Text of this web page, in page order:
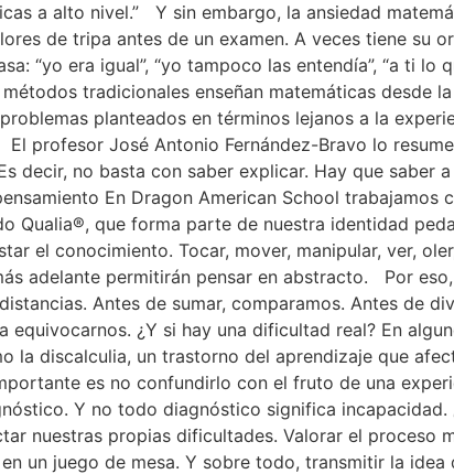
a alto nivel.” Y sin embargo, la ansiedad
de tripa antes de un examen. A veces tiene su
“yo era igual”, “yo tampoco las entendía”, “a ti lo
tradicionales enseñan matemáticas desde
planteados en términos lejanos a la
profesor José Antonio Fernández-Bravo lo
decir, no basta con saber explicar. Hay que saber
En Dragon American School trabajamos
Qualia®️, que forma parte de nuestra identidad
el conocimiento. Tocar, mover, manipular, ver,
adelante permitirán pensar en abstracto. Por
Antes de sumar, comparamos. Antes de
equivocarnos. ¿Y si hay una dificultad real? En
la discalculia, un trastorno del aprendizaje que
es no confundirlo con el fruto de una
Y no todo diagnóstico significa incapacidad.
nuestras propias dificultades. Valorar el proceso
un juego de mesa. Y sobre todo, transmitir la